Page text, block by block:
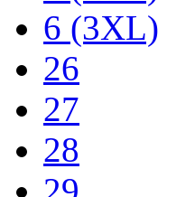
6 (3XL)
26
27
28